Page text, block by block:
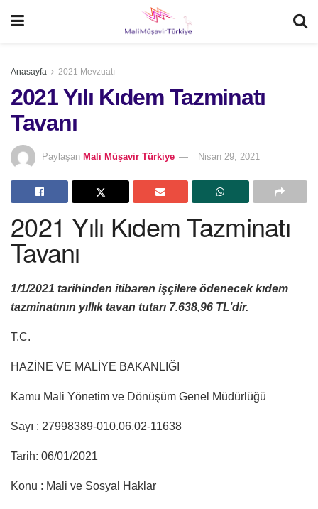
Anasayfa 2021 Mevzuatı
2021 Yılı Kıdem Tazminatı
Tavanı
Paylaşan Mali Müşavir Türkiye Nisan 29, 2021
2021 Yılı Kıdem Tazminatı
Tavanı
1/1/2021 tarihinden itibaren işçilere ödenecek kıdem
tazminatının yıllık tavan tutarı 7.638,96 TL’dir.
T.C.
HAZİNE VE MALİYE BAKANLIĞI
Kamu Mali Yönetim ve Dönüşüm Genel Müdürlüğü
Sayı : 27998389-010.06.02-11638
Tarih: 06/01/2021
Konu : Mali ve Sosyal Haklar